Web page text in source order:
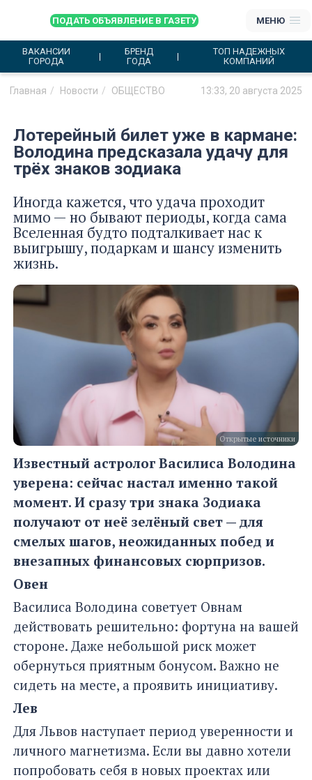
ПОДАТЬ ОБЪЯВЛЕНИЕ В ГАЗЕТУ МЕНЮ
ВАКАНСИИ
ГОРОДА
БРЕНД
ГОДА
ТОП НАДЕЖНЫХ
КОМПАНИЙ
Главная Новости ОБЩЕСТВО 13:33, 20 августа 2025
Лотерейный билет уже в кармане:
Володина предсказала удачу для
трёх знаков зодиака
Иногда кажется, что удача проходит
мимо — но бывают периоды, когда сама
Вселенная будто подталкивает нас к
выигрышу, подаркам и шансу изменить
жизнь.
Открытые источники
Известный астролог Василиса Володина
уверена: сейчас настал именно такой
момент. И сразу три знака Зодиака
получают от неё зелёный свет — для
смелых шагов, неожиданных побед и
внезапных финансовых сюрпризов.
Овен
Василиса Володина советует Овнам
действовать решительно: фортуна на вашей
стороне. Даже небольшой риск может
обернуться приятным бонусом. Важно не
сидеть на месте, а проявить инициативу.
Лев
Для Львов наступает период уверенности и
личного магнетизма. Если вы давно хотели
попробовать себя в новых проектах или